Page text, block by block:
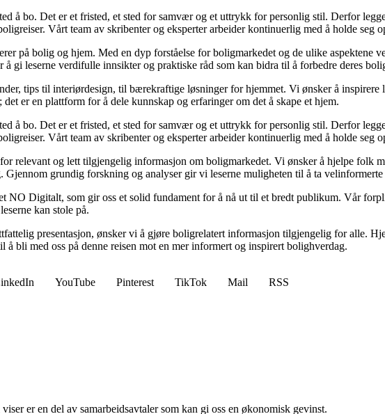
å bo. Det er et fristed, et sted for samvær og et uttrykk for personlig stil. Derfor
Vårt team av skribenter og eksperter arbeider kontinuerlig med å holde seg
på bolig og hjem. Med en dyp forståelse for boligmarkedet og de ulike
å gi leserne verdifulle innsikter og praktiske råd som kan bidra til å forbedre deres
tips til interiørdesign, til bærekraftige løsninger for hjemmet. Vi ønsker å inspirere
er en plattform for å dele kunnskap og erfaringer om det å skape et hjem.
å bo. Det er et fristed, et sted for samvær og et uttrykk for personlig stil. Derfor
Vårt team av skribenter og eksperter arbeider kontinuerlig med å holde seg
relevant og lett tilgjengelig informasjon om boligmarkedet. Vi ønsker å hjelpe folk
Gjennom grundig forskning og analyser gir vi leserne muligheten til å ta velinformerte
NO Digitalt, som gir oss et solid fundament for å nå ut til et bredt publikum. Vår
kan stole på.
presentasjon, ønsker vi å gjøre boligrelatert informasjon tilgjengelig for alle.
å bli med oss på denne reisen mot en mer informert og inspirert bolighverdag.
YouTube Pinterest TikTok Mail
RSS
er en del av samarbeidsavtaler som kan gi oss en økonomisk gevinst.